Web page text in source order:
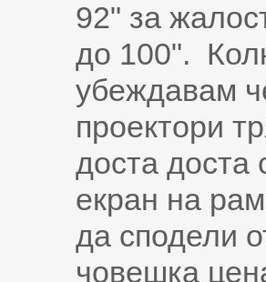
92" за
до 100".
убеждавам
проектори
доста доста
екран на
да сподели
човешка